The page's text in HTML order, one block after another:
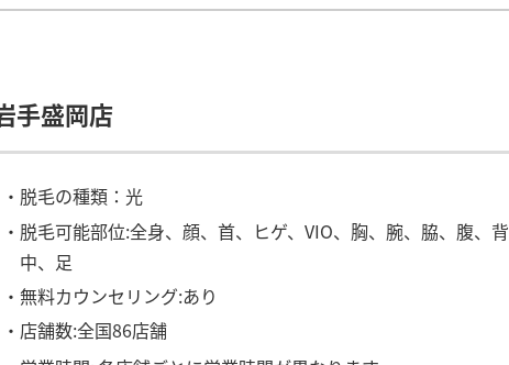
手盛岡店
・脱毛の種類：光
・脱毛可能部位:全身、顔、首、ヒゲ、VIO、胸、腕、脇、腹、背
中、足
・無料カウンセリング:あり
・店舗数:全国86店舗